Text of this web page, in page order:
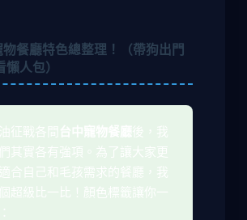
物餐廳特色總整理！（帶狗出門
人包）